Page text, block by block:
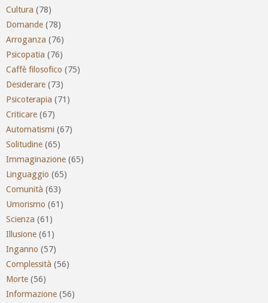
Cultura (78)
Domande (78)
Arroganza (76)
Psicopatia (76)
Caffè filosofico (75)
Desiderare (73)
Psicoterapia (71)
Criticare (67)
Automatismi (67)
Solitudine (65)
Immaginazione (65)
Linguaggio (65)
Comunità (63)
Umorismo (61)
Scienza (61)
Illusione (61)
Inganno (57)
Complessità (56)
Morte (56)
Informazione (56)